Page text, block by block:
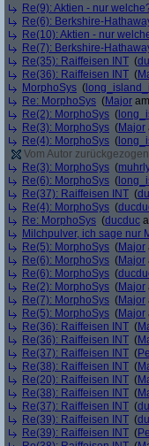
Re(9): Aktien - nur
Re(6): Berkshire-
Re(10): Aktien - nur
Re(7): Berkshire-
Re(35): Raiffeisen INT (
Re(36): Raiffeisen INT (
MorphoSys (
Re: MorphoSys (Major
Re(2): MorphoSys (
Re(3): MorphoSys (Major
Re(4): MorphoSys (
Vom Autor
Re(3): MorphoSys (
Re(6): MorphoSys (
Re(37): Raiffeisen INT (
Re(4): MorphoSys (
Re: MorphoSys (ducduc
Milchpulver, ich sage nur
Re(5): MorphoSys (Major
Re(6): MorphoSys (Major
Re(6): MorphoSys (
Re(2): MorphoSys (Major
Re(7): MorphoSys (Major
Re(5): MorphoSys (Major
Re(36): Raiffeisen INT (
Re(36): Raiffeisen INT (
Re(37): Raiffeisen INT (
Re(38): Raiffeisen INT (
Re(20): Raiffeisen INT (
Re(38): Raiffeisen INT (
Re(37): Raiffeisen INT (
Re(39): Raiffeisen INT (
Re(39): Raiffeisen INT (